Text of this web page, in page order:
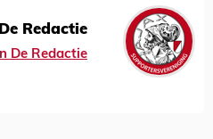
De Redactie
De Redactie